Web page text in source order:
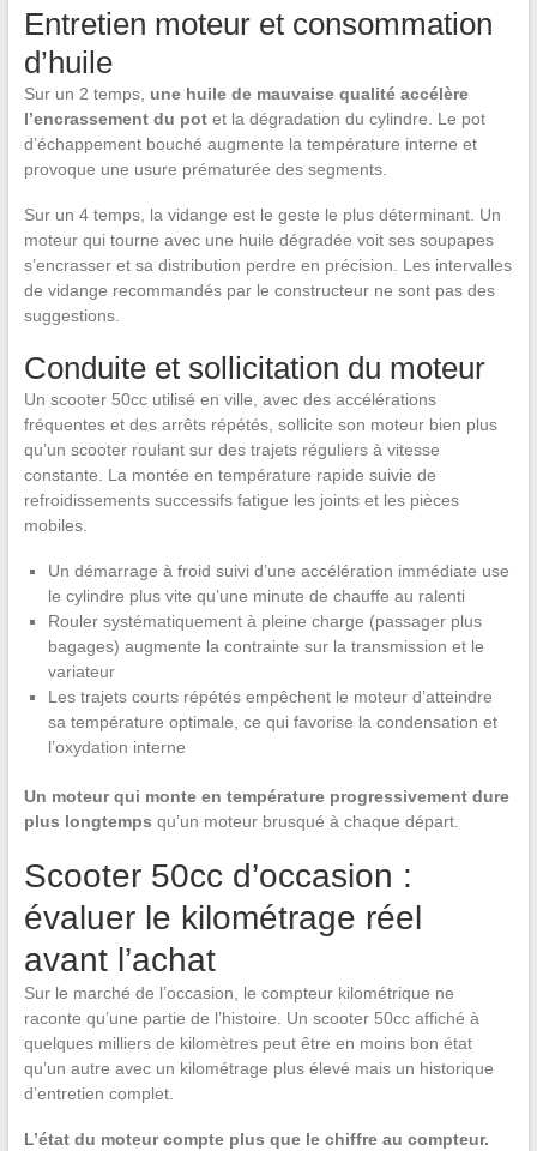
Entretien moteur et consommation
d’huile
Sur un 2 temps, une huile de mauvaise qualité accélère
l’encrassement du potet la dégradation du cylindre. Le pot
d’échappement bouché augmente la température interne et
provoque une usure prématurée des segments.
Sur un 4 temps, la vidange est le geste le plus déterminant. Un
moteur qui tourne avec une huile dégradée voit ses soupapes
s’encrasser et sa distribution perdre en précision. Les intervalles
de vidange recommandés par le constructeur ne sont pas des
suggestions.
Conduite et sollicitation du moteur
Un scooter 50cc utilisé en ville, avec des accélérations
fréquentes et des arrêts répétés, sollicite son moteur bien plus
qu’un scooter roulant sur des trajets réguliers à vitesse
constante. La montée en température rapide suivie de
refroidissements successifs fatigue les joints et les pièces
mobiles.
Un démarrage à froid suivi d’une accélération immédiate use
le cylindre plus vite qu’une minute de chauffe au ralenti
Rouler systématiquement à pleine charge (passager plus
bagages) augmente la contrainte sur la transmission et le
variateur
Les trajets courts répétés empêchent le moteur d’atteindre
sa température optimale, ce qui favorise la condensation et
l’oxydation interne
Un moteur qui monte en température progressivement dure
plus longtemps qu’un moteur brusqué à chaque départ.
Scooter 50cc d’occasion :
évaluer le kilométrage réel
avant l’achat
Sur le marché de l’occasion, le compteur kilométrique ne
raconte qu’une partie de l’histoire. Un scooter 50cc affiché à
quelques milliers de kilomètres peut être en moins bon état
qu’un autre avec un kilométrage plus élevé mais un historique
d’entretien complet.
L’état du moteur compte plus que le chiffre au compteur.